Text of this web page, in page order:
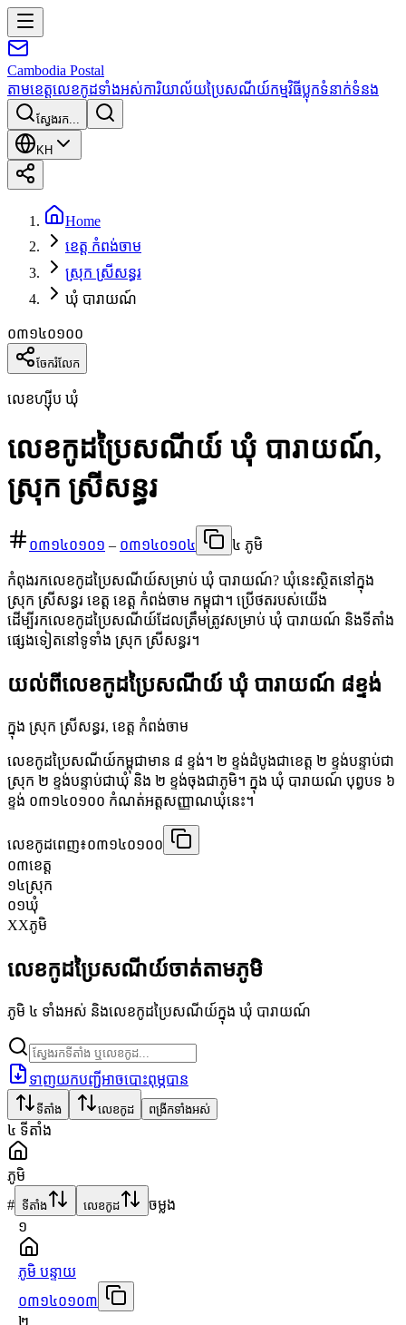
Cambodia Postal
តាមខេត្តលេខកូដទាំងអស់ការិយាល័យប្រៃសណីយ៍កម្មវិធីប្លុកទំនាក់ទំនង
ស្វែងរក...
KH
Home
ខេត្ត កំពង់ចាម
ស្រុក ស្រីសន្ធរ
ឃុំ បារាយណ៍
០៣១៤០១០០
ចែករំលែក
លេខហ្ស៊ីប ឃុំ
លេខកូដប្រៃសណីយ៍ ឃុំ បារាយណ៍,
ស្រុក ស្រីសន្ធរ
០៣១៤០១០១ – ០៣១៤០១០៤ ៤ ភូមិ
កំពុងរកលេខកូដប្រៃសណីយ៍សម្រាប់ ឃុំ បារាយណ៍? ឃុំនេះស្ថិតនៅក្នុង
ស្រុក ស្រីសន្ធរ ខេត្ត ខេត្ត កំពង់ចាម កម្ពុជា។ ប្រើថតរបស់យើង
ដើម្បីរកលេខកូដប្រៃសណីយ៍ដែលត្រឹមត្រូវសម្រាប់ ឃុំ បារាយណ៍ និងទីតាំង
ផ្សេងទៀតនៅទូទាំង ស្រុក ស្រីសន្ធរ។
យល់ពីលេខកូដប្រៃសណីយ៍ ឃុំ បារាយណ៍ ៨ខ្ទង់
ក្នុង ស្រុក ស្រីសន្ធរ, ខេត្ត កំពង់ចាម
លេខកូដប្រៃសណីយ៍កម្ពុជាមាន ៨ ខ្ទង់។ ២ ខ្ទង់ដំបូងជាខេត្ត ២ ខ្ទង់បន្ទាប់ជា
ស្រុក ២ ខ្ទង់បន្ទាប់ជាឃុំ និង ២ ខ្ទង់ចុងជាភូមិ។ ក្នុង ឃុំ បារាយណ៍ បុព្វបទ ៦
ខ្ទង់ ០៣១៤០១០០ កំណត់អត្តសញ្ញាណឃុំនេះ។
លេខកូដពេញ៖០៣១៤០១០០
០៣ខេត្ត
១៤ស្រុក
០១ឃុំ
XXភូមិ
លេខកូដប្រៃសណីយ៍ចាត់តាមភូមិ
ភូមិ ៤ ទាំងអស់ និងលេខកូដប្រៃសណីយ៍ក្នុង ឃុំ បារាយណ៍
ទាញយកបញ្ជីអាចបោះពុម្ភបាន
ទីតាំង លេខកូដ ពង្រីកទាំងអស់
៤ ទីតាំង
ភូមិ
# ទីតាំង លេខកូដ
ចម្លង
១
ភូមិ បន្ទាយ
០៣១៤០១០៣
២